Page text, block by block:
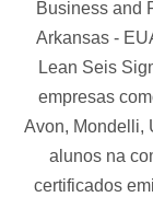
Business and
Arkansas -
Lean Seis
empresas
Avon, Mondelli,
alunos na
certificados